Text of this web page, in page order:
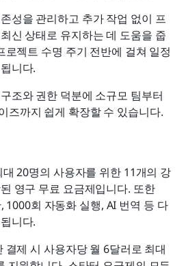
성을 관리하고 추가 작업 없이 프
신 상태로 유지하는 데 도움을 줍
로젝트 수명 주기 전반에 걸쳐 일정
니다.
조와 권한 덕분에 소규모 팀부터
즈까지 쉽게 확장할 수 있습니다.
대 20명의 사용자를 위한 11개의 강
영구 무료 요금제입니다. 또한
1000회 자동화 실행, AI 번역 등 다
니다.
결제 시 사용자당 월 6달러로 최대